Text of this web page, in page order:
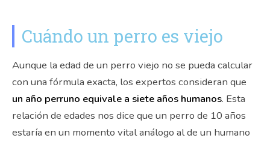
Cuándo un perro es viejo
Aunque la edad de un perro viejo no se pueda calcular
con una fórmula exacta, los expertos consideran que
un año perruno equivale a siete años humanos. Esta
relación de edades nos dice que un perro de 10 años
estaría en un momento vital análogo al de un humano